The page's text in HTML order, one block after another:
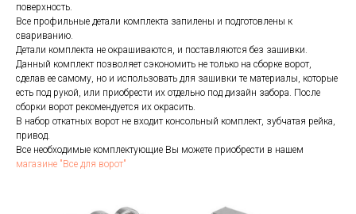
поверхность.
Все профильные детали комплекта запилены и подготовлены к
свариванию.
Детали комплекта не окрашиваются, и поставляются без зашивки.
Данный комплект позволяет сэкономить не только на сборке ворот,
сделав ее самому, но и использовать для зашивки те материалы, которые
есть под рукой, или приобрести их отдельно под дизайн забора. После
сборки ворот рекомендуется их окрасить.
В набор откатных ворот не входит консольный комплект, зубчатая рейка,
привод.
Все необходимые комплектующие Вы можете приобрести в нашем
магазине "Все для ворот"